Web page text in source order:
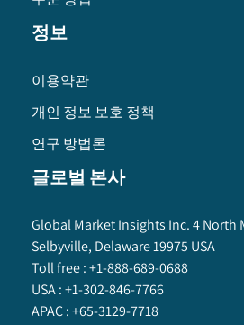
정보
이용약관
개인 정보 보호 정책
연구 방법론
글로벌 본사
Global Market Insights Inc. 4 North
Selbyville, Delaware 19975 USA
Toll free :+1-888-689-0688
USA :+1-302-846-7766
APAC :+65-3129-7718